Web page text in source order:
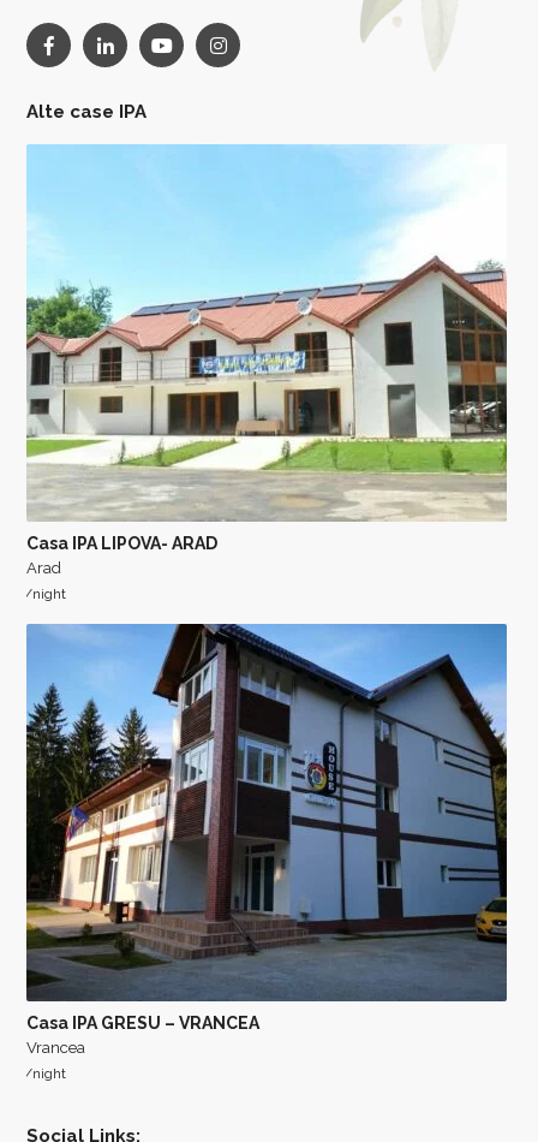
Alte case IPA
Casa IPA LIPOVA- ARAD
Arad
/night
Casa IPA GRESU – VRANCEA
Vrancea
/night
Social Links: